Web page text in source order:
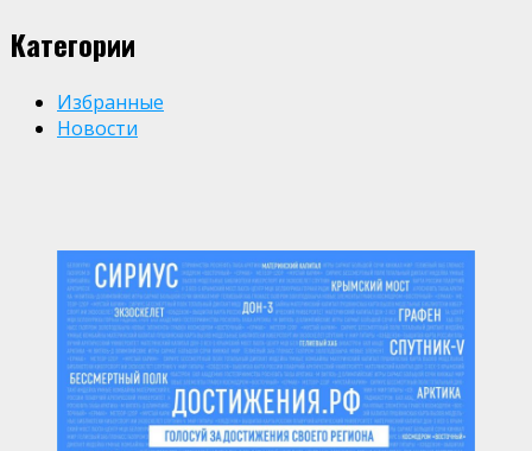
Категории
Избранные
Новости